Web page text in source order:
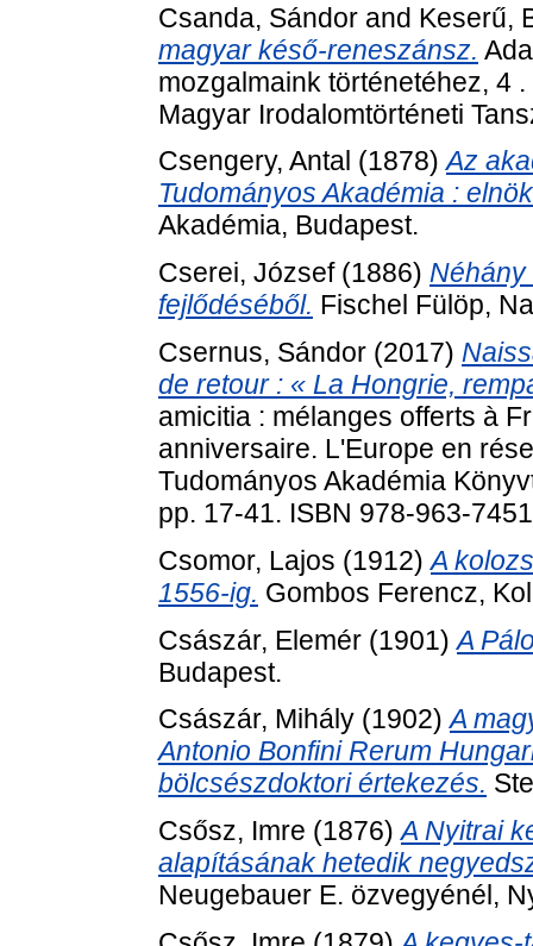
Csanda, Sándor and Keserű,
magyar késő-reneszánsz.
mozgalmaink történetéhez, 4
Magyar Irodalomtörténeti
Csengery, Antal (1878)Az
Tudományos Akadémia :
Akadémia, Budapest.
Cserei, József(1886) Néhány
fejlődéséből. Fischel Fülöp,
Csernus, Sándor (2017)
de retour : « La Hongrie,
amicitia : mélanges offerts à
anniversaire. L'Europe en
Tudományos Akadémia
pp. 17-41. ISBN 978-963-
Csomor, Lajos (1912)A
1556-ig. Gombos Ferencz,
Császár, Elemér (1901)A
Budapest.
Császár, Mihály (1902)A
Antonio Bonfini Rerum
bölcsészdoktori értekezés.
Csősz, Imre (1876)A Nyitrai
alapításának hetedik
Neugebauer E. özvegyénél,